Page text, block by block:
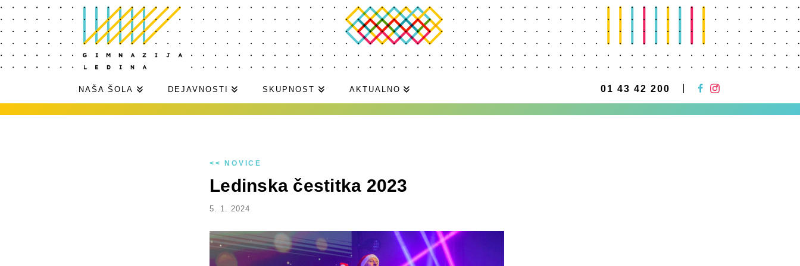
NAŠA ŠOLA DEJAVNOSTI SKUPNOST AKTUALNO 01 43 42 200
<< NOVICE
Ledinska čestitka 2023
5. 1. 2024